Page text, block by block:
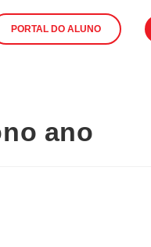
PORTAL DO ALUNO
ano